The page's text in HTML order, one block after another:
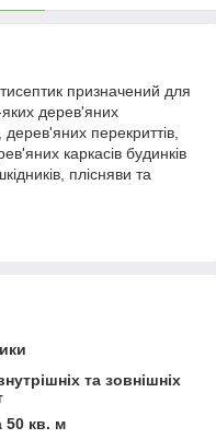
призначений для
дерев'яних
дерев'яних перекриттів,
каркасів будинків
плісняви та
та зовнішніх
50 кв. м